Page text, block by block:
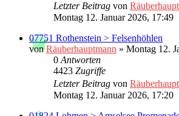
Letzter Beitrag von
Montag 12. Januar 2026, 17:49
07751 Rothenstein > Felsenhöhlen
vonRäuberhauptmann » Montag 12.
0 Antworten
4423 Zugriffe
Letzter Beitrag von
Montag 12. Januar 2026, 17:20